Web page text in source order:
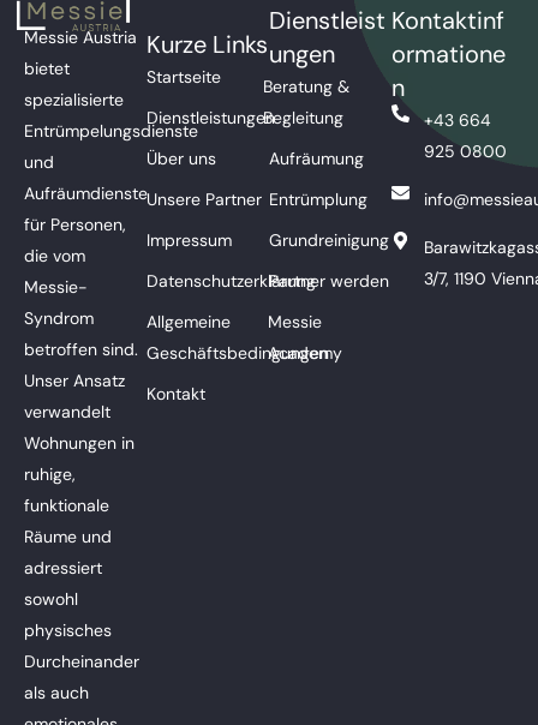
Messie Austria
bietet
spezialisierte
Entrümpelungsdienste
und
Aufräumdienste
für Personen,
die vom
Messie-
Syndrom
betroffen sind.
Unser Ansatz
verwandelt
Wohnungen in
ruhige,
funktionale
Räume und
adressiert
sowohl
physisches
Durcheinander
als auch
Kurze Links
Startseite
Dienstleistungen
Über uns
Unsere Partner
Impressum
Datenschutzerklärung
Allgemeine
Geschäftsbedingungen
Kontakt
Dienstleist
ungen
Beratung &
Begleitung
Aufräumung
Entrümplung
Grundreinigung
Partner werden
Messie
Academy
Kontaktinf
ormatione
n
+43 664
925 0800
3/7, 1190